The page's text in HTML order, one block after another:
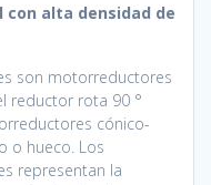
con alta densidad de
son motorreductores
reductor rota 90 °
cónico-
o hueco. Los
representan la